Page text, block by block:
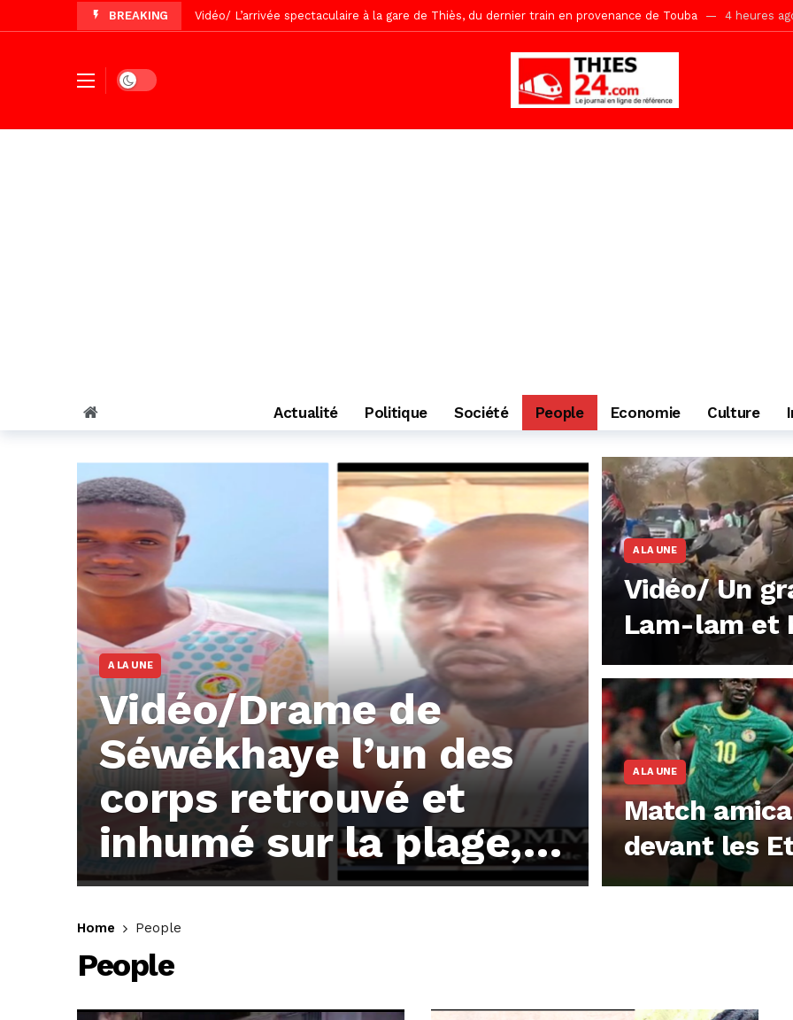
BREAKING Vidéo/ Grand Thiès en deuil, Cheikh Ndiaye l’initiateur du kurel 18 Safar a péri dans un accident 9
Vidéo/Magal Serigne Abdoulaye Yakhine, le Comité d’organisation dévoile ses priorités
Vidéo/Chérif Nehma Aïdara Diamaguène Nimzath Thiès, mesures annoncées pour une réussite
Tivaouane/L’hôpital Seydi El Hadji Malick Sy reçoit ses premiers malades lundi 10 Août 1 jour ago
Dark mode
Actualité Politique Société People Economie Culture
A LA UNE
Vidéo/Drame de
Séwékhaye l’un des
corps retrouvé et
inhumé sur la plage,
récit glaçant
1,606
A LA UNE
Vidéo/ Un
Lam-lam et
morts et
A LA UNE
Match
devant les
Home People
People